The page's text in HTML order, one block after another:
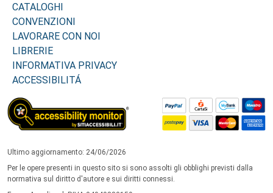
CATALOGHI
CONVENZIONI
LAVORARE CON NOI
LIBRERIE
INFORMATIVA PRIVACY
ACCESSIBILITÁ
Ultimo aggiornamento: 24/06/2026
Per le opere presenti in questo sito si sono assolti gli obblighi previsti dalla
normativa sul diritto d'autore e sui diritti connessi.